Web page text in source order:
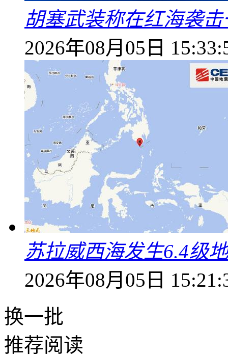
胡塞武装称在红海袭
2026年08月05日
苏拉威西海发生6.4级
2026年08月05日
换一批
推荐阅读